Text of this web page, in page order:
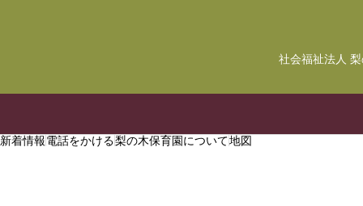
社会福祉法人
新着情報電話をかける梨の木保育園について地図